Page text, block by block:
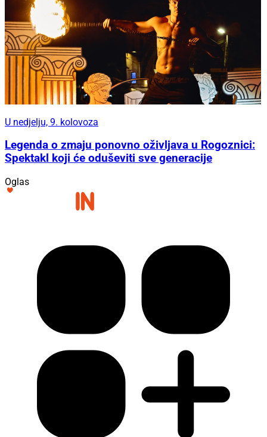
U nedjelju, 9. kolovoza
Legenda o zmaju ponovno oživljava u Rogoznici:
Spektakl koji će oduševiti sve generacije
Oglas